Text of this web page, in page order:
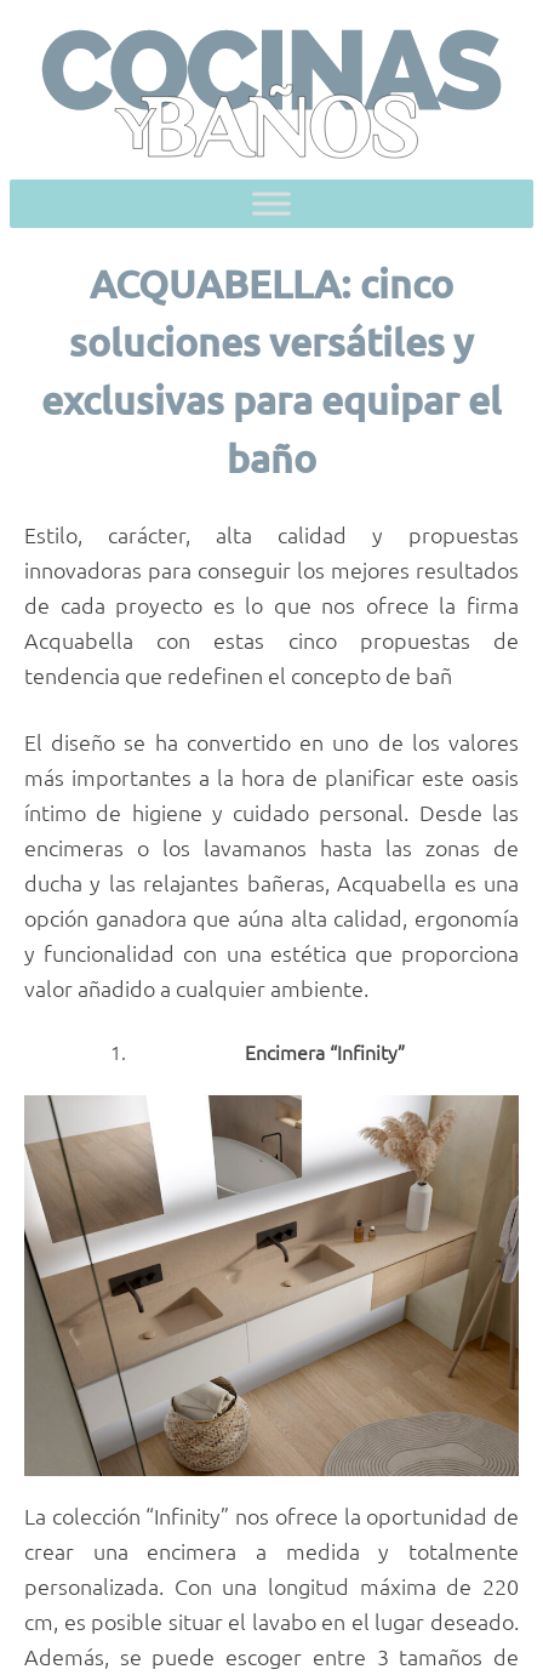
content
ACQUABELLA: cinco
soluciones versátiles y
exclusivas para equipar el
baño
Estilo, carácter, alta calidad y propuestas
innovadoras para conseguir los mejores resultados
de cada proyecto es lo que nos ofrece la firma
Acquabella con estas cinco propuestas de
tendencia que redefinen el concepto de bañ
El diseño se ha convertido en uno de los valores
más importantes a la hora de planificar este oasis
íntimo de higiene y cuidado personal. Desde las
encimeras o los lavamanos hasta las zonas de
ducha y las relajantes bañeras, Acquabella es una
opción ganadora que aúna alta calidad, ergonomía
y funcionalidad con una estética que proporciona
valor añadido a cualquier ambiente.
Encimera “Infinity”
La colección “Infinity” nos ofrece la oportunidad de
crear una encimera a medida y totalmente
personalizada. Con una longitud máxima de 220
cm, es posible situar el lavabo en el lugar deseado.
Además, se puede escoger entre 3 tamaños de